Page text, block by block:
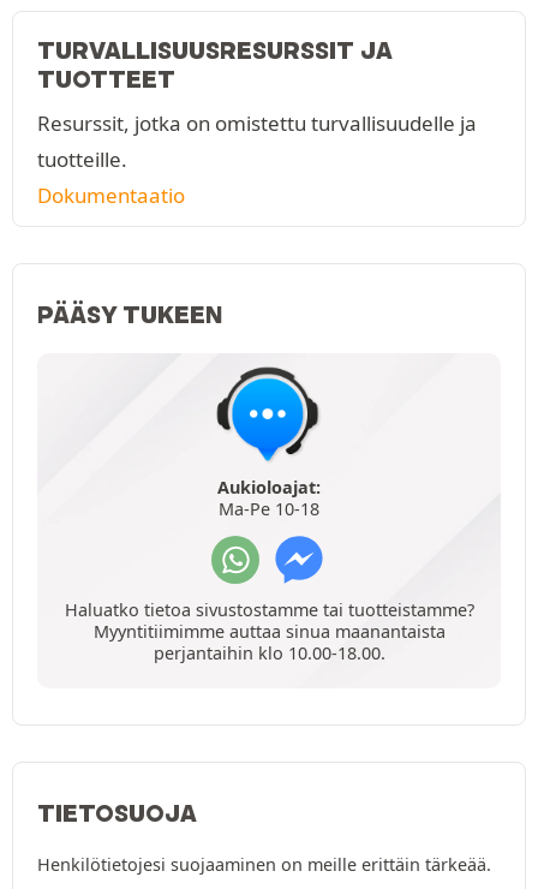
TURVALLISUUSRESURSSIT JA
TUOTTEET
Resurssit, jotka on omistettu turvallisuudelle ja
tuotteille.
Dokumentaatio
PÄÄSY TUKEEN
Aukioloajat:
Ma-Pe 10-18
Haluatko tietoa sivustostamme tai tuotteistamme?
Myyntitiimimme auttaa sinua maanantaista
perjantaihin klo 10.00-18.00.
TIETOSUOJA
Henkilötietojesi suojaaminen on meille erittäin tärkeää.